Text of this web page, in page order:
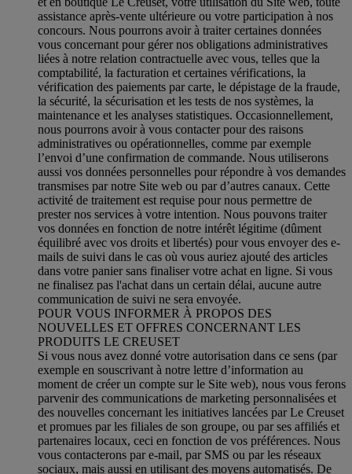
assistance après-vente ultérieure ou votre participation à nos
concours. Nous pourrons avoir à traiter certaines données
vous concernant pour gérer nos obligations administratives
liées à notre relation contractuelle avec vous, telles que la
comptabilité, la facturation et certaines vérifications, la
vérification des paiements par carte, le dépistage de la fraude,
la sécurité, la sécurisation et les tests de nos systèmes, la
maintenance et les analyses statistiques. Occasionnellement,
nous pourrons avoir à vous contacter pour des raisons
administratives ou opérationnelles, comme par exemple
l’envoi d’une confirmation de commande. Nous utiliserons
aussi vos données personnelles pour répondre à vos demandes
transmises par notre Site web ou par d’autres canaux. Cette
activité de traitement est requise pour nous permettre de
prester nos services à votre intention. Nous pouvons traiter
vos données en fonction de notre intérêt légitime (dûment
équilibré avec vos droits et libertés) pour vous envoyer des e-
mails de suivi dans le cas où vous auriez ajouté des articles
dans votre panier sans finaliser votre achat en ligne. Si vous
ne finalisez pas l'achat dans un certain délai, aucune autre
communication de suivi ne sera envoyée.
POUR VOUS INFORMER À PROPOS DES
NOUVELLES ET OFFRES CONCERNANT LES
PRODUITS LE CREUSET
Si vous nous avez donné votre autorisation dans ce sens (par
exemple en souscrivant à notre lettre d’information au
moment de créer un compte sur le Site web), nous vous ferons
parvenir des communications de marketing personnalisées et
des nouvelles concernant les initiatives lancées par Le Creuset
et promues par les filiales de son groupe, ou par ses affiliés et
partenaires locaux, ceci en fonction de vos préférences. Nous
vous contacterons par e-mail, par SMS ou par les réseaux
sociaux, mais aussi en utilisant des moyens automatisés. De